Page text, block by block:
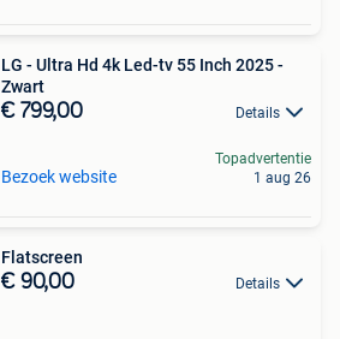
LG - Ultra Hd 4k Led-tv 55 Inch 2025 -
Zwart
€ 799,00 Details
Bezoek website
Topadvertentie
1 aug 26
Flatscreen
€ 90,00 Details